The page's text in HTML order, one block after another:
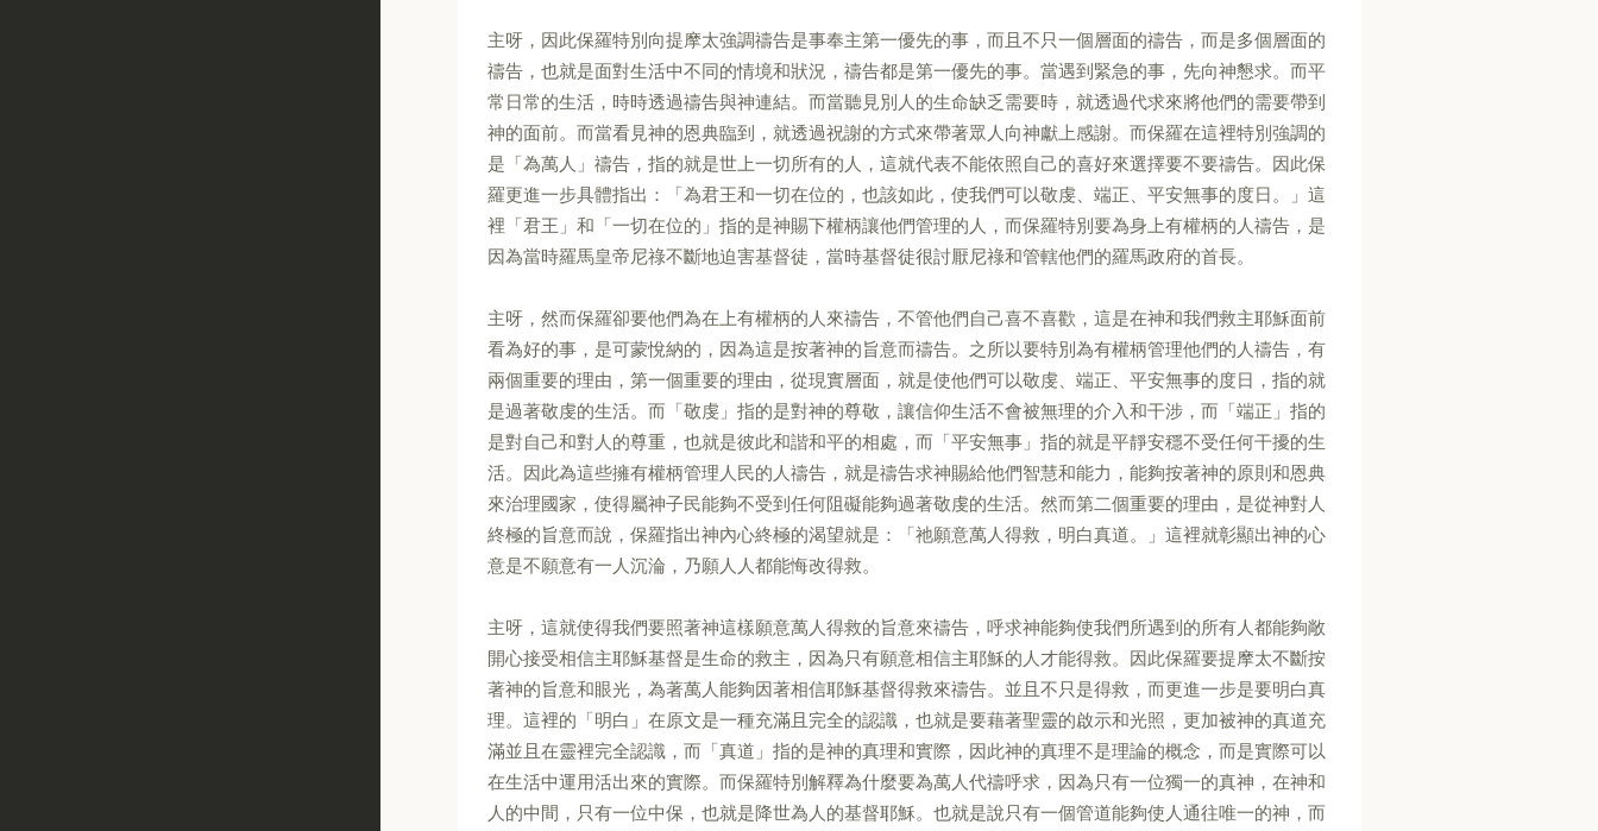
主呀，因此保羅特別向提摩太強調禱告是事奉主第一優先的事，而且不只一個層面的禱告，而是多個層面的
禱告，也就是面對生活中不同的情境和狀況，禱告都是第一優先的事。當遇到緊急的事，先向神懇求。而平
常日常的生活，時時透過禱告與神連結。而當聽見別人的生命缺乏需要時，就透過代求來將他們的需要帶到
神的面前。而當看見神的恩典臨到，就透過祝謝的方式來帶著眾人向神獻上感謝。而保羅在這裡特別強調的
是「為萬人」禱告，指的就是世上一切所有的人，這就代表不能依照自己的喜好來選擇要不要禱告。因此保
羅更進一步具體指出：「為君王和一切在位的，也該如此，使我們可以敬虔、端正、平安無事的度日。」這
裡「君王」和「一切在位的」指的是神賜下權柄讓他們管理的人，而保羅特別要為身上有權柄的人禱告，是
因為當時羅馬皇帝尼祿不斷地迫害基督徒，當時基督徒很討厭尼祿和管轄他們的羅馬政府的首長。
主呀，然而保羅卻要他們為在上有權柄的人來禱告，不管他們自己喜不喜歡，這是在神和我們救主耶穌面前
看為好的事，是可蒙悅納的，因為這是按著神的旨意而禱告。之所以要特別為有權柄管理他們的人禱告，有
兩個重要的理由，第一個重要的理由，從現實層面，就是使他們可以敬虔、端正、平安無事的度日，指的就
是過著敬虔的生活。而「敬虔」指的是對神的尊敬，讓信仰生活不會被無理的介入和干涉，而「端正」指的
是對自己和對人的尊重，也就是彼此和諧和平的相處，而「平安無事」指的就是平靜安穩不受任何干擾的生
活。因此為這些擁有權柄管理人民的人禱告，就是禱告求神賜給他們智慧和能力，能夠按著神的原則和恩典
來治理國家，使得屬神子民能夠不受到任何阻礙能夠過著敬虔的生活。然而第二個重要的理由，是從神對人
終極的旨意而說，保羅指出神內心終極的渴望就是：「祂願意萬人得救，明白真道。」這裡就彰顯出神的心
意是不願意有一人沉淪，乃願人人都能悔改得救。
主呀，這就使得我們要照著神這樣願意萬人得救的旨意來禱告，呼求神能夠使我們所遇到的所有人都能夠敞
開心接受相信主耶穌基督是生命的救主，因為只有願意相信主耶穌的人才能得救。因此保羅要提摩太不斷按
著神的旨意和眼光，為著萬人能夠因著相信耶穌基督得救來禱告。並且不只是得救，而更進一步是要明白真
理。這裡的「明白」在原文是一種充滿且完全的認識，也就是要藉著聖靈的啟示和光照，更加被神的真道充
滿並且在靈裡完全認識，而「真道」指的是神的真理和實際，因此神的真理不是理論的概念，而是實際可以
在生活中運用活出來的實際。而保羅特別解釋為什麼要為萬人代禱呼求，因為只有一位獨一的真神，在神和
人的中間，只有一位中保，也就是降世為人的基督耶穌。也就是說只有一個管道能夠使人通往唯一的神，而